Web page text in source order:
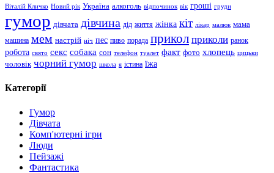
Віталій Кличко Новий рік Україна алкоголь відпочинок вік гроші груди
гумор дівчата дівчина дід життя жінка кіт лікар малюк мама
машина мем настрій ніч пес пиво порада прикол приколи ранок
робота свято секс собака сон телефон туалет факт фото хлопець цицьки
чоловік чорний гумор школа я істина їжа
Категорії
Гумор
Дівчата
Комп'ютерні ігри
Люди
Пейзажі
Фантастика